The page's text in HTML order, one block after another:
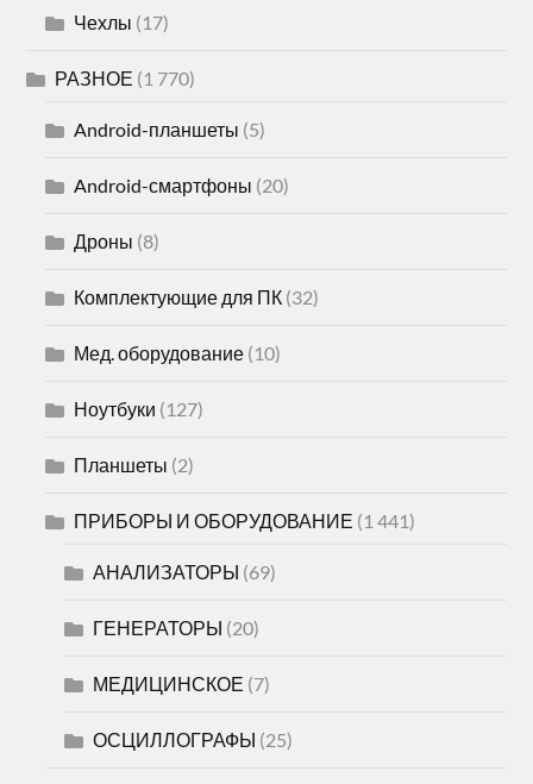
Чехлы (17)
РАЗНОЕ (1 770)
Android-планшеты (5)
Android-смартфоны (20)
Дроны (8)
Комплектующие для ПК (32)
Мед. оборудование (10)
Ноутбуки (127)
Планшеты (2)
ПРИБОРЫ И ОБОРУДОВАНИЕ (1 441)
АНАЛИЗАТОРЫ (69)
ГЕНЕРАТОРЫ (20)
МЕДИЦИНСКОЕ (7)
ОСЦИЛЛОГРАФЫ (25)